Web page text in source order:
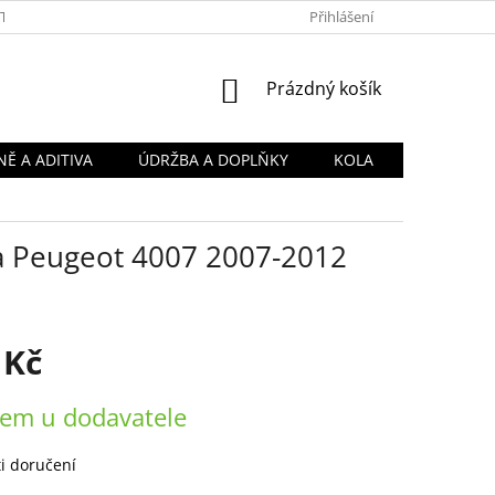
PODMÍNKY OCHRANY OSOBNÍCH
Přihlášení
NÁKUPNÍ
Prázdný košík
A ADITIVA ÚDRŽBA A DOPLŇKY
KOLA
4007 2007-2012
u dodavatele
doručení